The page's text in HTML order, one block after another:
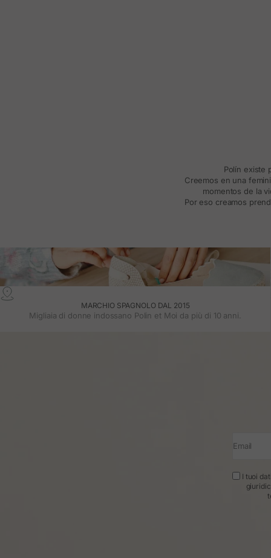
Polín existe
Creemos en una
momentos de la
Por eso creamos
MARCHIO SPAGNOLO DAL 2015
Migliaia di donne indossano Polin et Moi da più di 10 anni.
Email
I tuoi